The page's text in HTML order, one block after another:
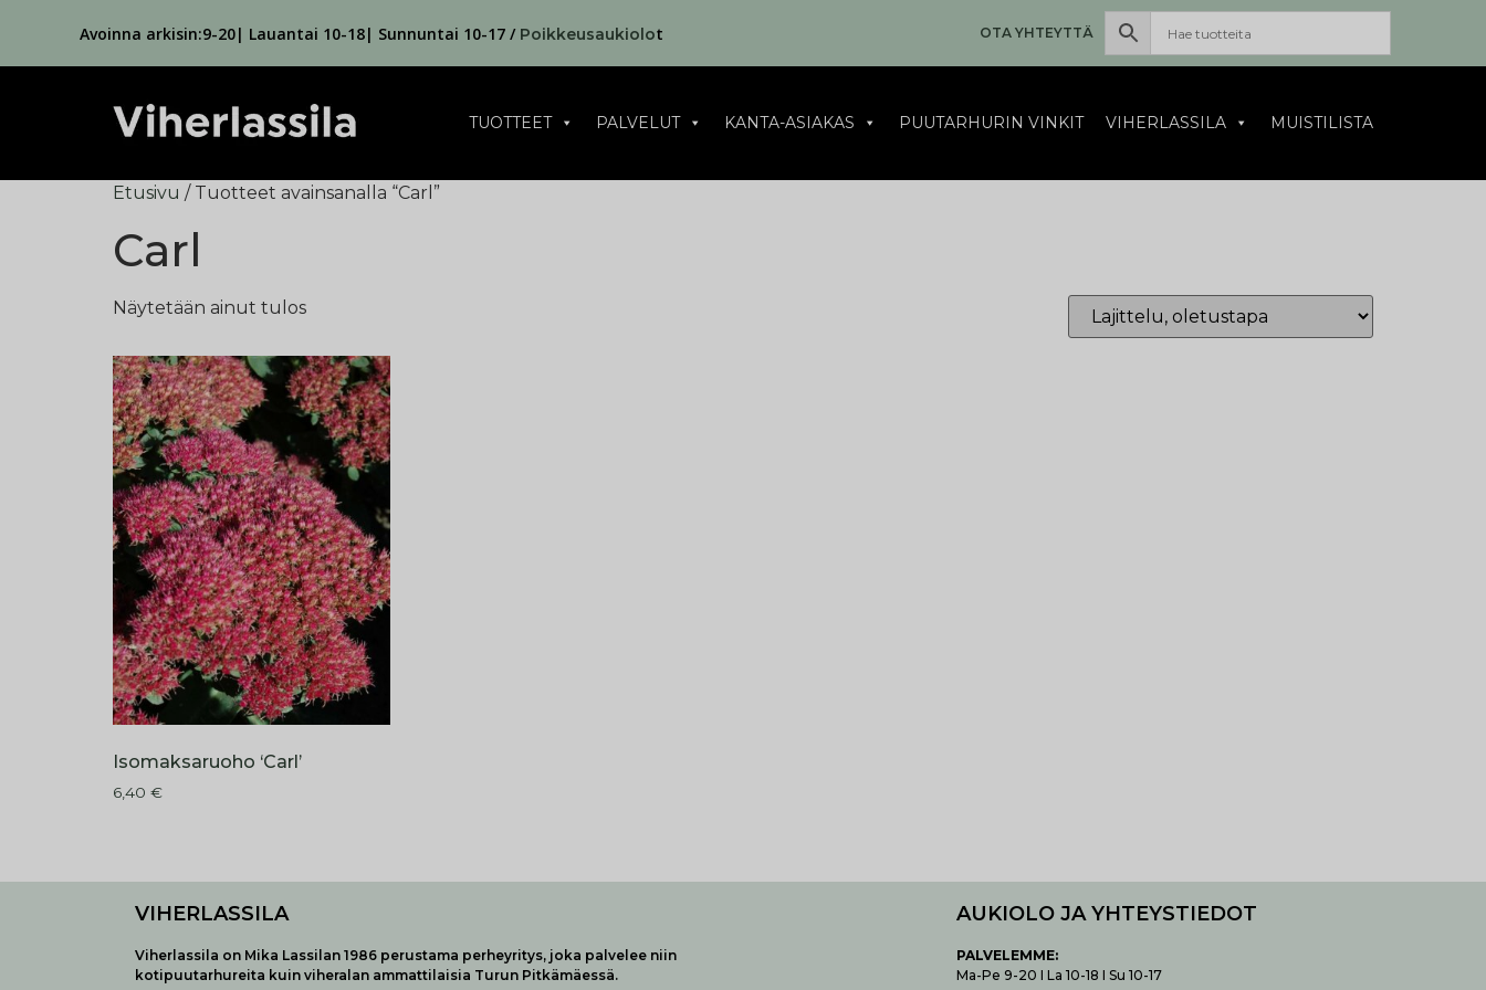
Avoinna arkisin:9-20| Lauantai 10-18| Sunnuntai 10-17 / Poikkeusaukiolot OTA YHTEYTTÄ
TUOTTEET PALVELUT KANTA-ASIAKAS PUUTARHURIN VINKIT VIHERLASSILA MUISTILISTA
Etusivu / Tuotteet avainsanalla “Carl”
Carl
Näytetään ainut tulos
Isomaksaruoho ‘Carl’
6,40 €
VIHERLASSILA
Viherlassila on Mika Lassilan 1986 perustama perheyritys, joka palvelee niin
kotipuutarhureita kuin viheralan ammattilaisia Turun Pitkämäessä.
AUKIOLO JA YHTEYSTIEDOT
PALVELEMME:
Ma-Pe 9-20 I La 10-18 I Su 10-17